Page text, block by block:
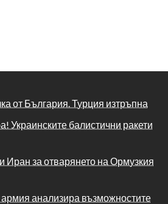
от България. Турция изтръпна
Украинските балистични ракети
Иран за отварянето на Ормузкия
анализира възможностите